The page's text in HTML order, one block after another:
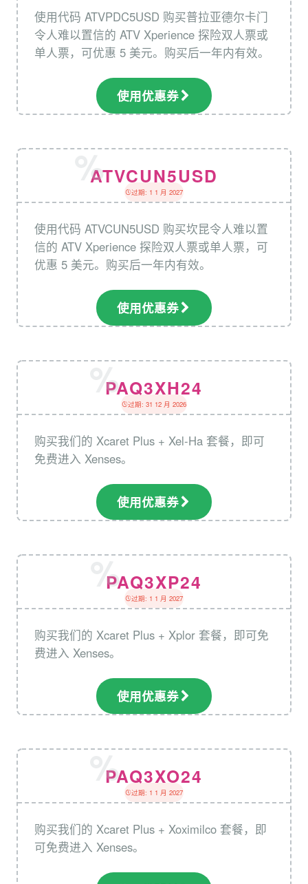
使用代码 ATVPDC5USD 购买普拉亚德尔卡门
令人难以置信的 ATV Xperience 探险双人票或
单人票，可优惠 5 美元。购买后一年内有效。
使用优惠券
过期: 1 1 月 2027
ATVCUN5USD
使用代码 ATVCUN5USD 购买坎昆令人难以置
信的 ATV Xperience 探险双人票或单人票，可
优惠 5 美元。购买后一年内有效。
使用优惠券
过期: 31 12 月 2026
PAQ3XH24
购买我们的 Xcaret Plus + Xel-Ha 套餐，即可
免费进入 Xenses。
使用优惠券
过期: 1 1 月 2027
PAQ3XP24
购买我们的 Xcaret Plus + Xplor 套餐，即可免
费进入 Xenses。
使用优惠券
过期: 1 1 月 2027
PAQ3XO24
购买我们的 Xcaret Plus + Xoximilco 套餐，即
可免费进入 Xenses。